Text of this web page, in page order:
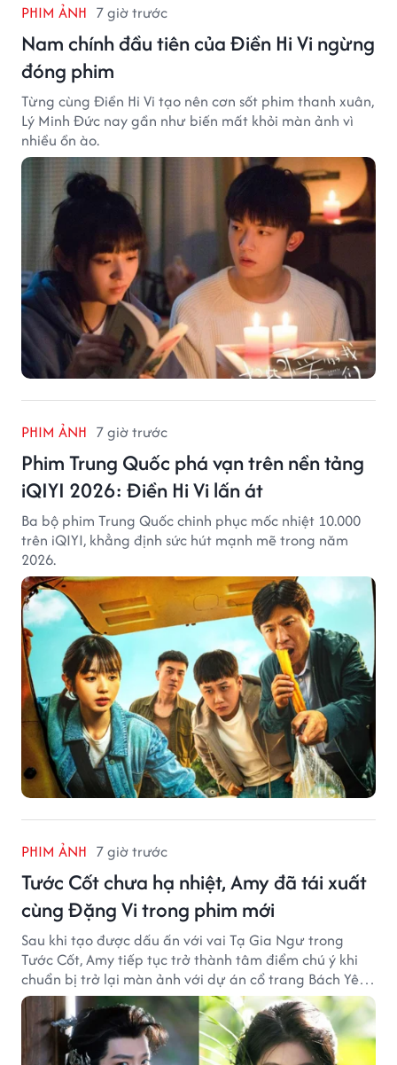
PHIM ẢNH 7 giờ trước
Nam chính đầu tiên của Điền Hi Vi ngừng
đóng phim
Từng cùng Điền Hi Vi tạo nên cơn sốt phim thanh xuân,
Lý Minh Đức nay gần như biến mất khỏi màn ảnh vì
nhiều ồn ào.
PHIM ẢNH 7 giờ trước
Phim Trung Quốc phá vạn trên nền tảng
iQIYI 2026: Điền Hi Vi lấn át
Ba bộ phim Trung Quốc chinh phục mốc nhiệt 10.000
trên iQIYI, khẳng định sức hút mạnh mẽ trong năm
2026.
PHIM ẢNH 7 giờ trước
Tước Cốt chưa hạ nhiệt, Amy đã tái xuất
cùng Đặng Vi trong phim mới
Sau khi tạo được dấu ấn với vai Tạ Gia Ngư trong
Tước Cốt, Amy tiếp tục trở thành tâm điểm chú ý khi
chuẩn bị trở lại màn ảnh với dự án cổ trang Bách Yêu
Phổ.